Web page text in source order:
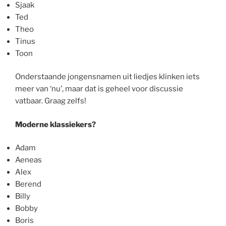
Sjaak
Ted
Theo
Tinus
Toon
Onderstaande jongensnamen uit liedjes klinken iets
meer van ‘nu’, maar dat is geheel voor discussie
vatbaar. Graag zelfs!
Moderne klassiekers?
Adam
Aeneas
Alex
Berend
Billy
Bobby
Boris